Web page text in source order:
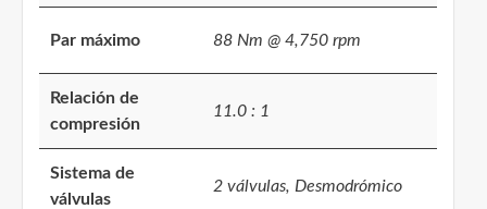
Par máximo 88 Nm @ 4,750 rpm
Relación de
compresión
11.0 : 1
Sistema de
válvulas
2 válvulas, Desmodrómico